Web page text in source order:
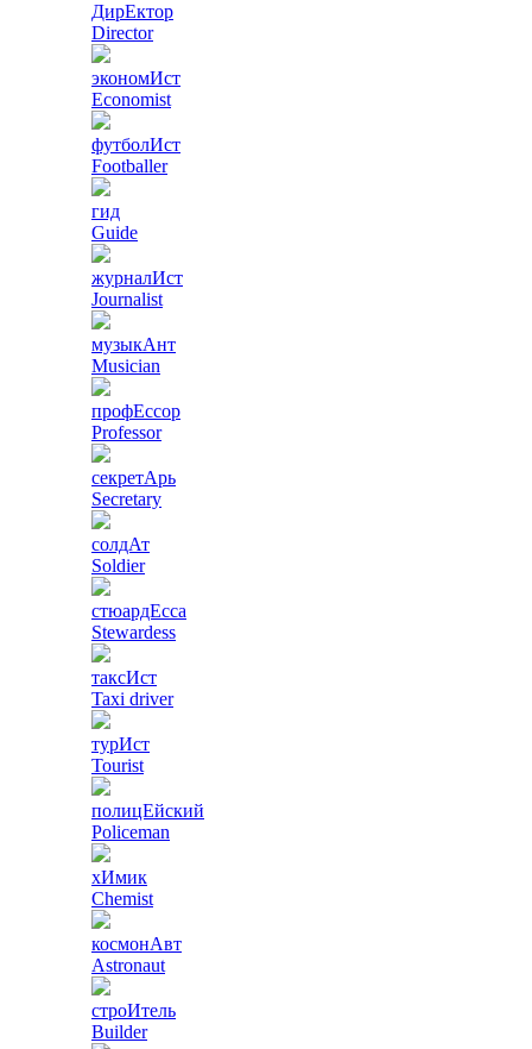
ДирЕктор
Director
экономИст
Economist
футболИст
Footballer
гид
Guide
журналИст
Journalist
музыкАнт
Musician
профЕссор
Professor
секретАрь
Secretary
солдАт
Soldier
стюардЕсса
Stewardess
таксИст
Taxi driver
турИст
Tourist
полицЕйский
Policeman
хИмик
Chemist
космонАвт
Astronaut
строИтель
Builder